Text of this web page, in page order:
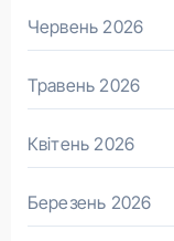
Червень 2026
Травень 2026
Квітень 2026
Березень 2026